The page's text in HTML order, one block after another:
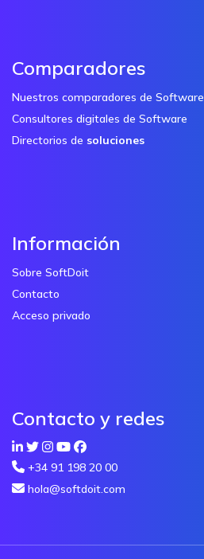
Comparadores
Nuestros comparadores de Software
Consultores digitales de Software
Directorios de soluciones
Información
Sobre SoftDoit
Contacto
Acceso privado
Contacto y redes
+34 91 198 20 00
hola@softdoit.com